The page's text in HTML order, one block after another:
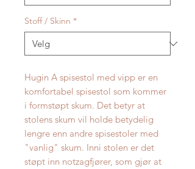
Stoff / Skinn *
Hugin A spisestol med vipp er en
komfortabel spisestol som kommer
i formstøpt skum. Det betyr at
stolens skum vil holde betydelig
lengre enn andre spisestoler med
"vanlig" skum. Inni stolen er det
støpt inn notzagfjører, som gjør at